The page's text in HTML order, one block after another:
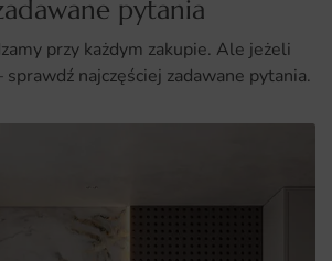
pytania
przy każdym zakupie. Ale jeżeli
sprawdź najczęściej zadawane pytania.